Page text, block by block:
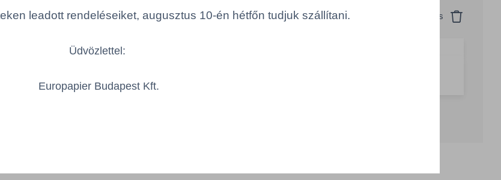
Visszaállítás
leadott rendeléseiket, augusztus 10-én hétfőn tudjuk szállítani.
Üdvözlettel:
Europapier Budapest Kft.